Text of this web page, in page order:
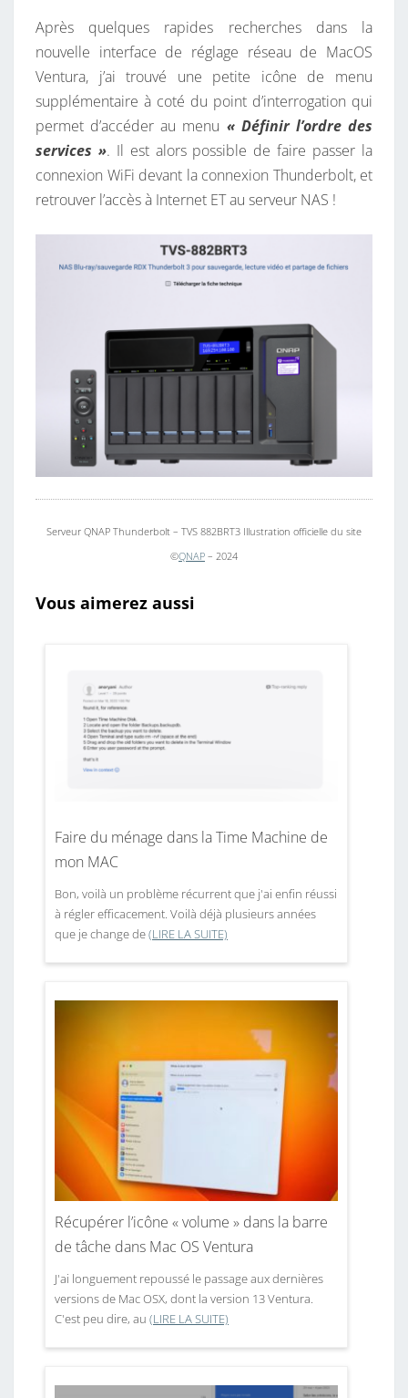
E
T
H
U
N
D
E
R
O
L
L
O
E
C
E
T
Après quelques rapides recherches dans la
nouvelle interface de réglage réseau de MacOS
Ventura, j’ai trouvé une petite icône de menu
supplémentaire à coté du point d’interrogation qui
permet d’accéder au menu « Définir l’ordre des
services ». Il est alors possible de faire passer la
connexion WiFi devant la connexion Thunderbolt, et
retrouver l’accès à Internet ET au serveur NAS !
Serveur QNAP Thunderbolt – TVS 882BRT3 Illustration officielle du site
©QNAP – 2024
Vous aimerez aussi
Faire du ménage dans la Time Machine de
mon MAC
Bon, voilà un problème récurrent que j'ai enfin réussi
à régler efficacement. Voilà déjà plusieurs années
que je change de(LIRE LA SUITE)
Récupérer l’icône « volume » dans la barre
de tâche dans Mac OS Ventura
J'ai longuement repoussé le passage aux dernières
versions de Mac OSX, dont la version 13 Ventura.
C'est peu dire, au (LIRE LA SUITE)